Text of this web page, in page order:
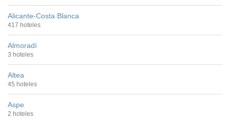
Alicante-Costa Blanca
417 hoteles
Almoradí
3 hoteles
Altea
45 hoteles
Aspe
2 hoteles